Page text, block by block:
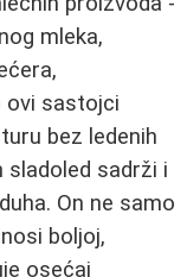
mleka,
ovi sastojci
bez ledenih
sladoled sadrži i
On ne samo
boljoj,
osećaj